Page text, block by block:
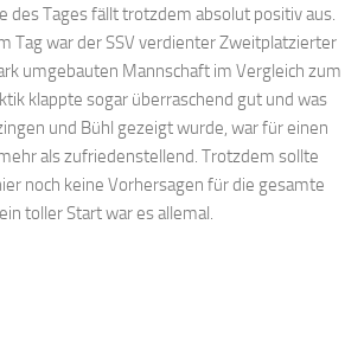
des Tages fällt trotzdem absolut positiv aus.
Tag war der SSV verdienter Zweitplatzierter
umgebauten Mannschaft im Vergleich zum
klappte sogar überraschend gut und was
und Bühl gezeigt wurde, war für einen
als zufriedenstellend. Trotzdem sollte
noch keine Vorhersagen für die gesamte
toller Start war es allemal.